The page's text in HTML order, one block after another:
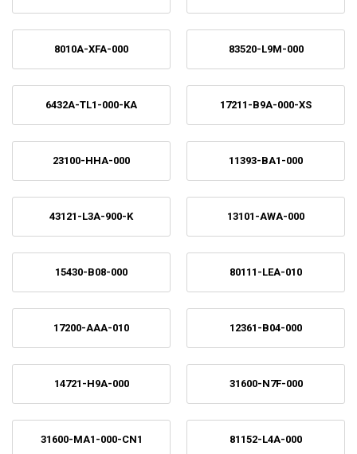
8010A-XFA-000 83520-L9M-000
6432A-TL1-000-KA 17211-B9A-000-XS
23100-HHA-000 11393-BA1-000
43121-L3A-900-K 13101-AWA-000
15430-B08-000 80111-LEA-010
17200-AAA-010 12361-B04-000
14721-H9A-000 31600-N7F-000
31600-MA1-000-CN1 81152-L4A-000